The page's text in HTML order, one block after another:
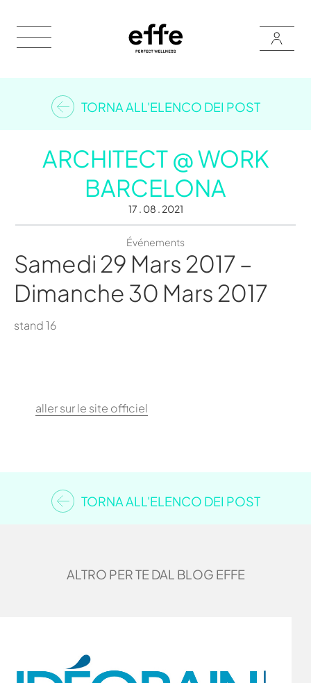
TORNA ALL'ELENCO DEI POST
ARCHITECT @ WORK
BARCELONA
17 . 08 . 2021
Événements
Samedi 29 Mars 2017 –
Dimanche 30 Mars 2017
stand 16
aller sur le site officiel
TORNA ALL'ELENCO DEI POST
ALTRO PER TE DAL BLOG EFFE